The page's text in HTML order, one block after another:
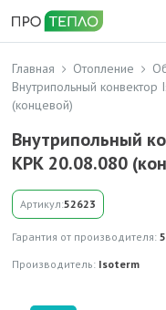
Главная Отопление
Внутрипольный
(концевой)
Внутрипольный
КРК 20.08.080
Артикул:52623
Гарантия от производителя:
Производитель: Isoterm